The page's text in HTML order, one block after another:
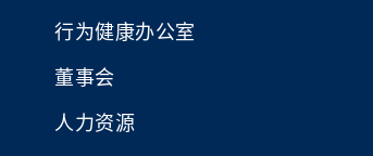
行为健康办公室
董事会
人力资源